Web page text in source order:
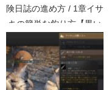
険日誌の進め方 / 1章イサ
キの簡単な釣り方【黒い
砂漠Part2240】